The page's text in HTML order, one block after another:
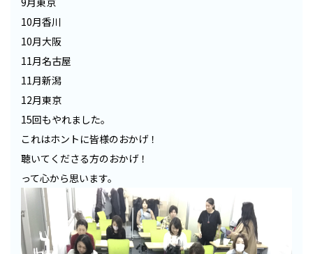
10月香川
10月大阪
11月名古屋
11月新潟
12月東京
15回もやれました。
これはホントに皆様のおかげ！
聴いてくださる方のおかげ！
って心から思います。